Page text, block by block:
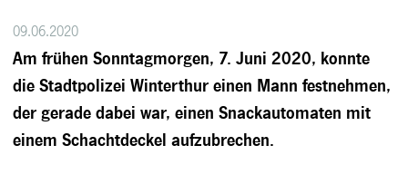
09.06.2020
Am frühen Sonntagmorgen, 7. Juni 2020, konnte
die Stadtpolizei Winterthur einen Mann festnehmen,
der gerade dabei war, einen Snackautomaten mit
einem Schachtdeckel aufzubrechen.